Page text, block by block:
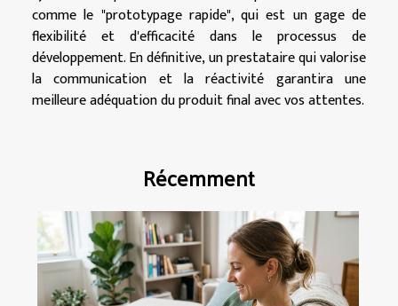
comme le "prototypage rapide", qui est un gage de
flexibilité et d'efficacité dans le processus de
développement. En définitive, un prestataire qui valorise
la communication et la réactivité garantira une
meilleure adéquation du produit final avec vos attentes.
Récemment